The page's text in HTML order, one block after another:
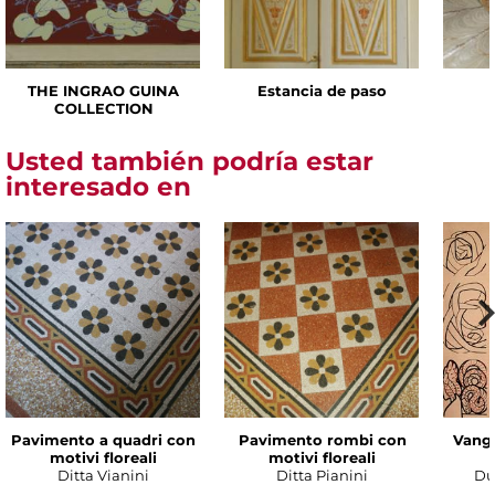
THE INGRAO GUINA
COLLECTION
Estancia de paso
Usted también podría estar
interesado en
Pavimento a quadri con
motivi floreali
Ditta Vianini
Pavimento rombi con
motivi floreali
Ditta Pianini